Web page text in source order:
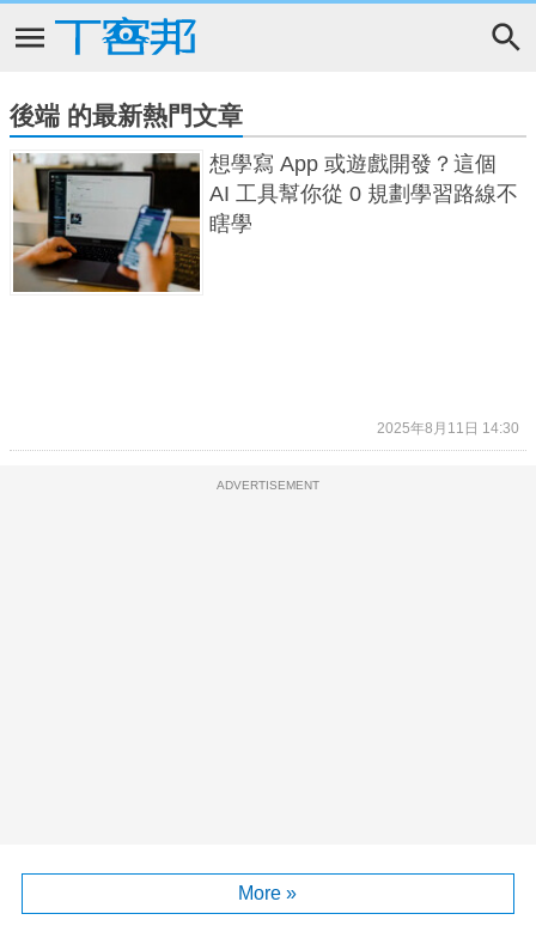
後端 的最新熱門文章
想學寫 App 或遊戲開發？這個
AI 工具幫你從 0 規劃學習路線不
瞎學
2025年8月11日 14:30
ADVERTISEMENT
More »